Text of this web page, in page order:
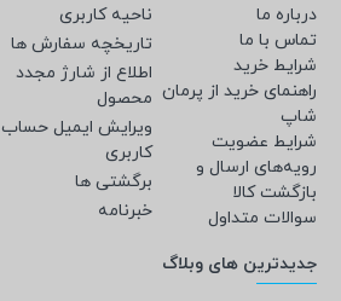
درباره ما
تماس با ما
شرایط خرید
راهنمای خرید از پرمان
شاپ
شرایط عضویت
رویه‌های ارسال و
بازگشت کالا
سوالات متداول
ناحیه کاربری
تاریخچه سفارش ها
اطلاع از شارژ مجدد
محصول
ویرایش ایمیل حساب
کاربری
برگشتی ها
خبرنامه
جدیدترین های وبلاگ